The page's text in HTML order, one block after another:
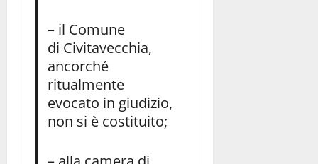
– il Comune
di Civitavecchia,
ancorché
ritualmente
evocato in giudizio,
non si è costituito;